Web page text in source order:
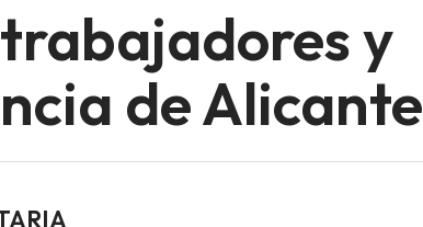
y
de Alicante